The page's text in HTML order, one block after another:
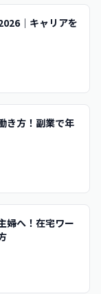
｜キャリアを
き方！副業で年
婦へ！在宅ワー